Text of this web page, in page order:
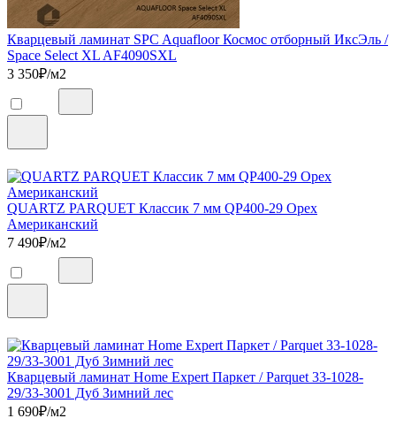
Кварцевый ламинат SPC Aquafloor Космос отборный ИксЭль /
Space Select XL AF4090SXL
3 350₽/м2
QUARTZ PARQUET Классик 7 мм QP400-29 Орех
Американский
7 490₽/м2
Кварцевый ламинат Home Expert Паркет / Parquet 33-1028-
29/33-3001 Дуб Зимний лес
1 690₽/м2